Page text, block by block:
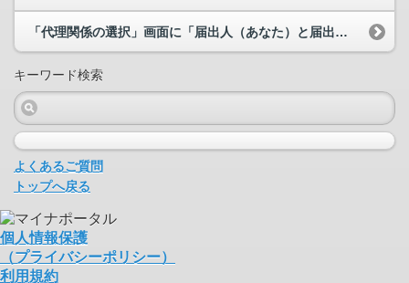
「代理関係の選択」画面に「届出人（あなた）と届出対象の代理関係を選択してください。」とあります...
キーワード検索
よくあるご質問
トップへ戻る
個人情報保護
（プライバシーポリシー）
利用規約